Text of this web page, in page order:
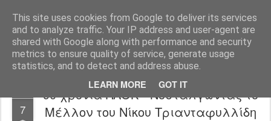
This site uses cookies from Google to deliver its services
and to analyze traffic. Your IP address and user-agent are
shared with Google along with performance and security
metrics to ensure quality of service, generate usage
statistics, and to detect and address abuse.
LEARN MORE GOT IT
FilmBoy
7
90 χρόνια ΠΑΟΚ - Νοσταλγώντας το
Μέλλον του Νίκου Τριανταφυλλίδη